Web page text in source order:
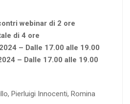
webinar di 2 ore
di 4 ore
– Dalle 17.00 alle 19.00
– Dalle 17.00 alle 19.00
Pierluigi Innocenti, Romina